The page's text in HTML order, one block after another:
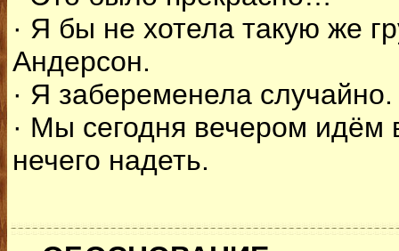
· Я бы не хотела такую же
Андерсон.
· Я забеременела случайно.
· Мы сегодня вечером идём
нечего надеть.